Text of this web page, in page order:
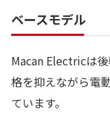
ベースモデル
Macan Electricは
格を抑えながら電
ています。